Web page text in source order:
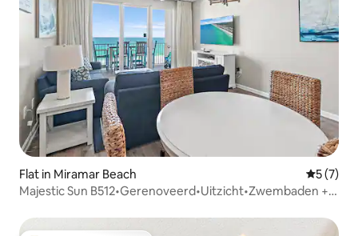
Flat in Miramar Beach
5 (7)
Majestic Sun B512•Gerenoveerd•Uitzicht•Zwembaden +